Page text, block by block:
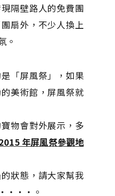
隔壁路人的免費團
扇外，不少人換上
。
「屏風祭」，如果
美術館，屏風祭就
物會對外展示，多
年屏風祭參觀地
狀態，請大家幫我
。